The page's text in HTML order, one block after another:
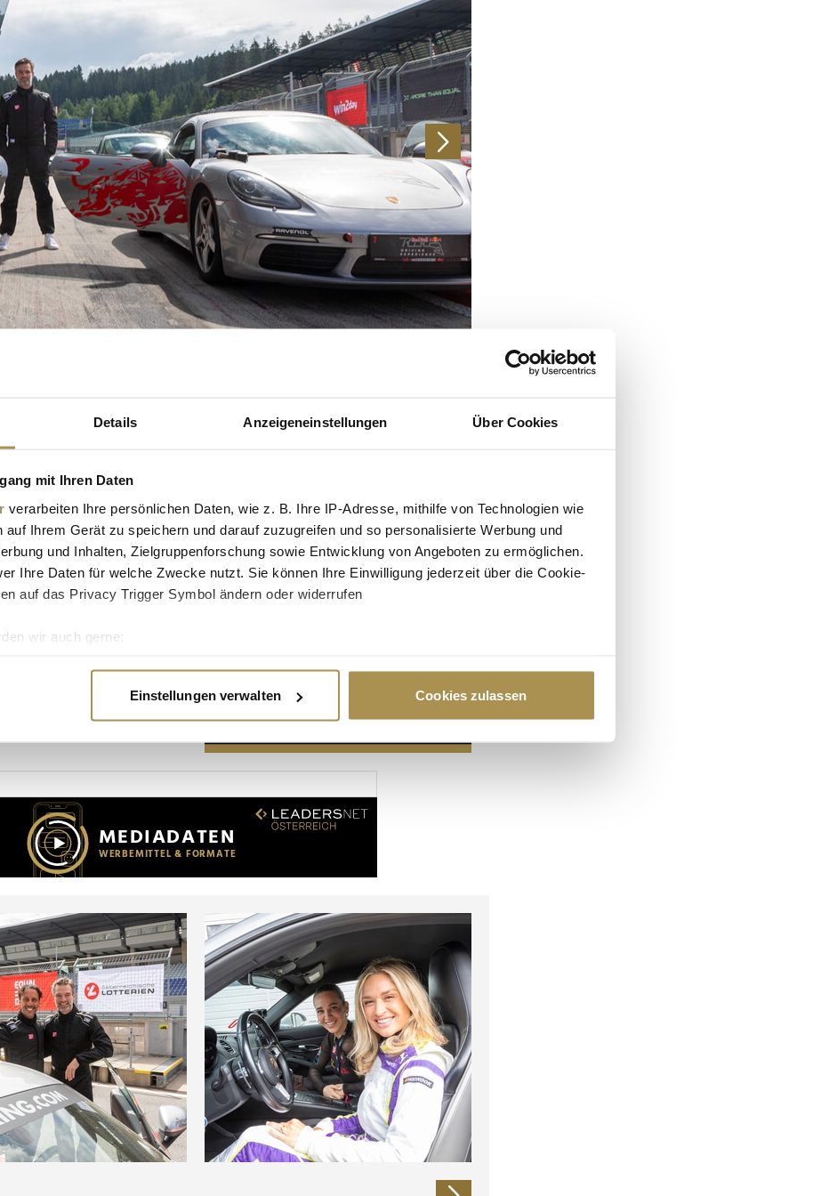
Details Anzeigeneinstellungen Über Cookies
mit Ihren Daten
verarbeiten Ihre persönlichen Daten, wie z. B. Ihre IP-Adresse, mithilfe von Technologien wie
Ihrem Gerät zu speichern und darauf zuzugreifen und so personalisierte Werbung und
und Inhalten, Zielgruppenforschung sowie Entwicklung von Angeboten zu ermöglichen.
Ihre Daten für welche Zwecke nutzt. Sie können Ihre Einwilligung jederzeit über die Cookie-
auf das Privacy Trigger Symbol ändern oder widerrufen
wir auch gerne:
wie Ihre persönlichen Daten verarbeitet werden, und legen Sie Ihre Präferenzen im
Inhalte und Anzeigen zu personalisieren, Funktionen für soziale Medien anbieten zu können
soziale Medien, Werbung und Analysen weiter. Unsere Partner führen diese Informationen
Daten zusammen, die Sie ihnen bereitgestellt haben oder die sie im Rahmen Ihrer Nutzung
Einstellungen verwalten Cookies zulassen
Advertisement